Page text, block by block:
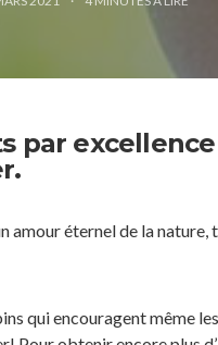
par
amour éternel de la
qui encouragent même